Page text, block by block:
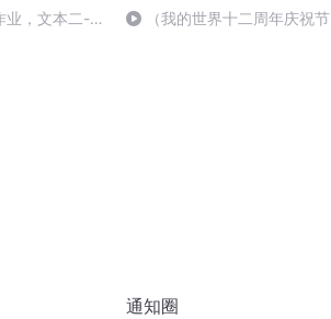
业，文本二-
（我的世界十二周年庆祝节
通知圈